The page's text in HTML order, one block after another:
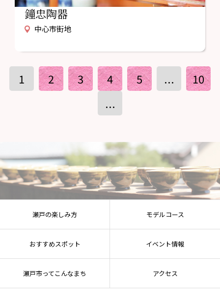
鐘忠陶器
中心市街地
1 2 3 4 5 ...
10
...
瀬戸の楽しみ方 モデルコース
おすすめスポット イベント情報
瀬戸市ってこんなまち アクセス